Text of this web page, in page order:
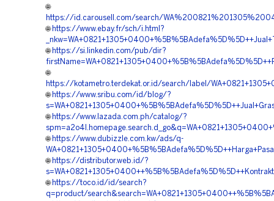
🌐
https://id.carousell.com/search/
🌐 https://www.ebay.fr/sch/i.html?
🌐 https://si.linkedin.com/pub/dir?
🌐
https://kotametro.terdekat.or.id/search/label/
🌐 https://www.sribu.com/id/blog/?
🌐 https://www.lazada.com.ph/catalog/?
🌐 https://www.dubizzle.com.kw/ads/q-
🌐 https://distributor.web.id/?
🌐 https://toco.id/id/search?
q=product/